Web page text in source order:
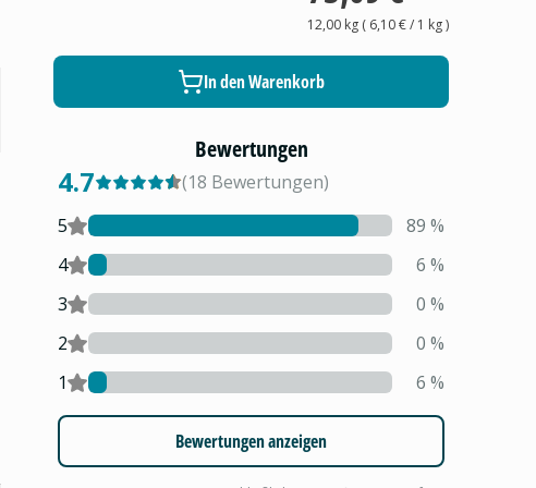
12,00 kg( 6,10 €/ 1 kg)
In den Warenkorb
Bewertungen
4.7 (18 Bewertungen)
5
89 %
4
6 %
3
0 %
2
0 %
1
6 %
Bewertungen anzeigen